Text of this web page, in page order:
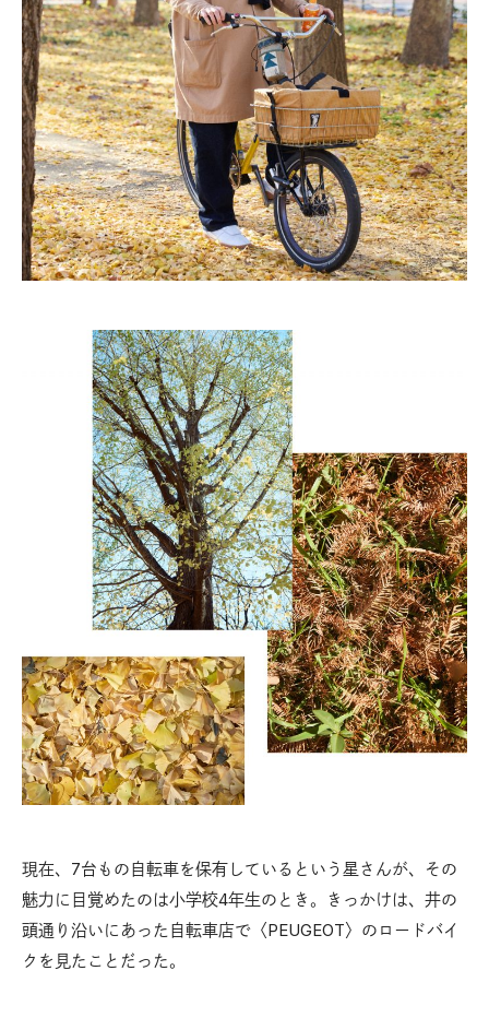
現在、7台もの自転車を保有しているという星さんが、その
魅力に目覚めたのは小学校4年生のとき。きっかけは、井の
頭通り沿いにあった自転車店で〈PEUGEOT〉のロードバイ
クを見たことだった。​